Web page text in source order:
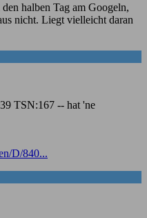
halben Tag am Googeln,
nicht. Liegt vielleicht daran
TSN:167 -- hat 'ne
D/840...